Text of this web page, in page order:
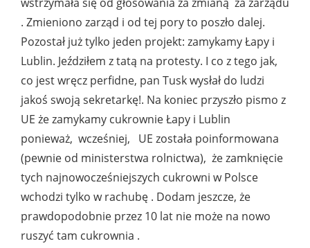
. Zmieniono zarząd i od tej pory to poszło dalej.
Pozostał już tylko jeden projekt: zamykamy Łapy i
Lublin. Jeździłem z tatą na protesty. I co z tego jak,
co jest wręcz perfidne, pan Tusk wysłał do ludzi
jakoś swoją sekretarkę!. Na koniec przyszło pismo z
UE że zamykamy cukrownie Łapy i Lublin
ponieważ, wcześniej, UE została poinformowana
(pewnie od ministerstwa rolnictwa), że zamknięcie
tych najnowocześniejszych cukrowni w Polsce
wchodzi tylko w rachubę . Dodam jeszcze, że
prawdopodobnie przez 10 lat nie może na nowo
ruszyć tam cukrownia .